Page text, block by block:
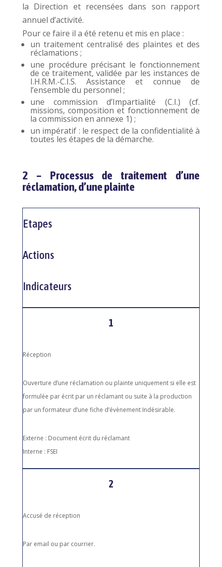
la Direction et recensées dans son rapport
annuel d’activité.
Pour ce faire il a été retenu et mis en place :
un traitement centralisé des plaintes et des
réclamations ;
une procédure précisant le fonctionnement
de ce traitement, validée par les instances de
I.H.R.M.-C.I.S. Assistance et connue de
l’ensemble du personnel ;
une commission d’Impartialité (C.I.) (cf.
missions, composition et fonctionnement de
la commission en annexe 1) ;
un impératif : le respect de la confidentialité à
toutes les étapes de la démarche.
2 – Processus de traitement d’une
réclamation, d’une plainte
Etapes
Actions
Indicateurs
1
Réception
Ouverture d’une réclamation ou plainte uniquement si elle est
formulée par écrit par un réclamant ou suite à la production
par un formateur d’une fiche d’évènement Indésirable.
Externe : Document écrit du réclamant
Interne : FSEI
2
Accusé de réception
Par email ou par courrier.